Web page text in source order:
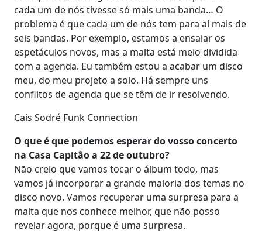
cada um de nós tivesse só mais uma banda… O
problema é que cada um de nós tem para aí mais de
seis bandas. Por exemplo, estamos a ensaiar os
espetáculos novos, mas a malta está meio dividida
com a agenda. Eu também estou a acabar um disco
meu, do meu projeto a solo. Há sempre uns
conflitos de agenda que se têm de ir resolvendo.
Cais Sodré Funk Connection
O que é que podemos esperar do vosso concerto
na Casa Capitão a 22 de outubro?
Não creio que vamos tocar o álbum todo, mas
vamos já incorporar a grande maioria dos temas no
disco novo. Vamos recuperar uma surpresa para a
malta que nos conhece melhor, que não posso
revelar agora, porque é uma surpresa.